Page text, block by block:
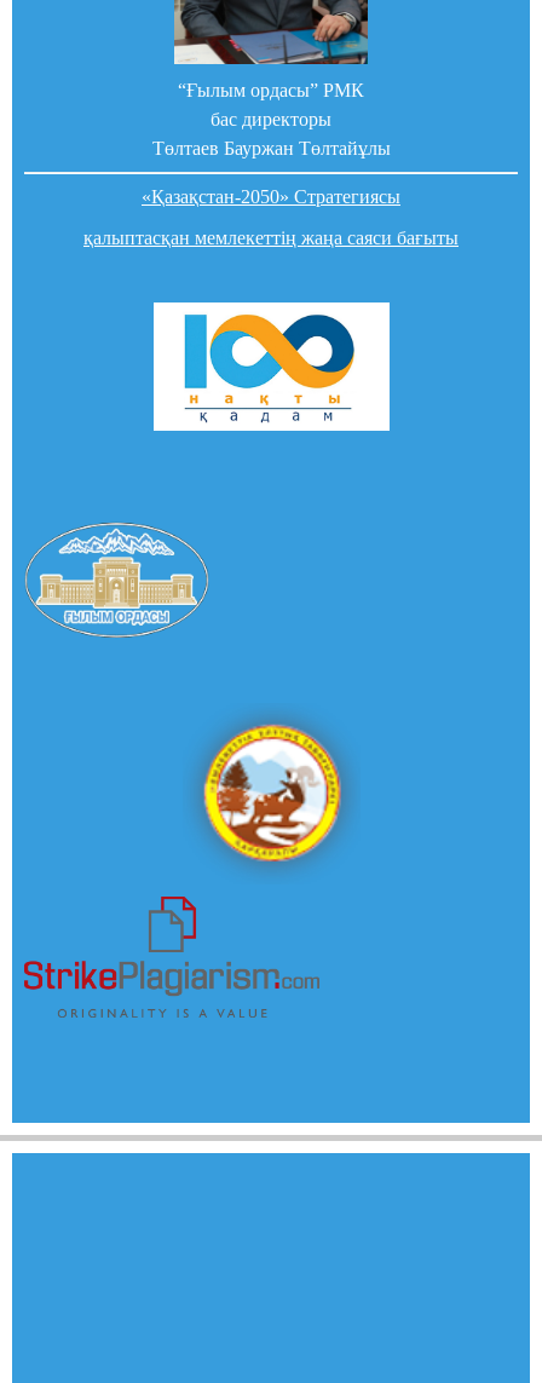
“Ғылым ордасы” РМК
бас директоры
Төлтаев Бауржан Төлтайұлы
«Қазақстан-2050» Стратегиясы
қалыптасқан мемлекеттің жаңа саяси бағыты